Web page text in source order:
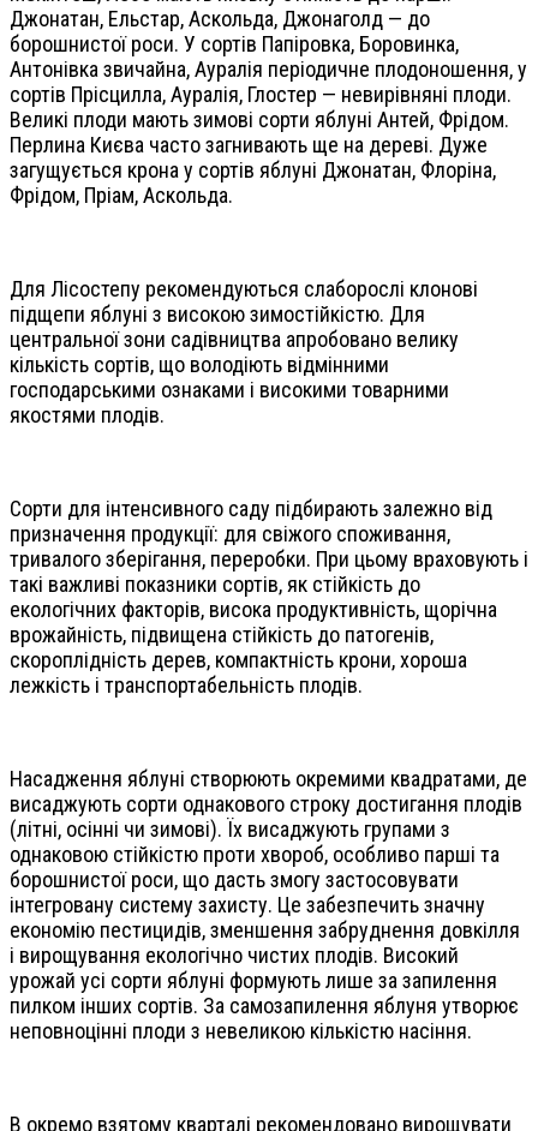
Джонатан, Ельстар, Аскольда, Джонаголд — до
борошнистої роси. У сортів Папіровка, Боровинка,
Антонівка звичайна, Ауралія періодичне плодоношення, у
сортів Прісцилла, Ауралія, Глостер — невирівняні плоди.
Великі плоди мають зимові сорти яблуні Антей, Фрідом.
Перлина Києва часто загнивають ще на дереві. Дуже
загущується крона у сортів яблуні Джонатан, Флоріна,
Фрідом, Пріам, Аскольда.
Для Лісостепу рекомендуються слаборослі клонові
підщепи яблуні з високою зимостійкістю. Для
центральної зони садівництва апробовано велику
кількість сортів, що володіють відмінними
господарськими ознаками і високими товарними
якостями плодів.
Сорти для інтенсивного саду підбирають залежно від
призначення продукції: для свіжого споживання,
тривалого зберігання, переробки. При цьому враховують і
такі важливі показники сортів, як стійкість до
екологічних факторів, висока продуктивність, щорічна
врожайність, підвищена стійкість до патогенів,
скороплідність дерев, компактність крони, хороша
лежкість і транспортабельність плодів.
Насадження яблуні створюють окремими квадратами, де
висаджують сорти однакового строку достигання плодів
(літні, осінні чи зимові). Їх висаджують групами з
однаковою стійкістю проти хвороб, особливо парші та
борошнистої роси, що дасть змогу застосовувати
інтегровану систему захисту. Це забезпечить значну
економію пестицидів, зменшення забруднення довкілля
і вирощування екологічно чистих плодів. Високий
урожай усі сорти яблуні формують лише за запилення
пилком інших сортів. За самозапилення яблуня утворює
неповноцінні плоди з невеликою кількістю насіння.
В окремо взятому кварталі рекомендовано вирощувати